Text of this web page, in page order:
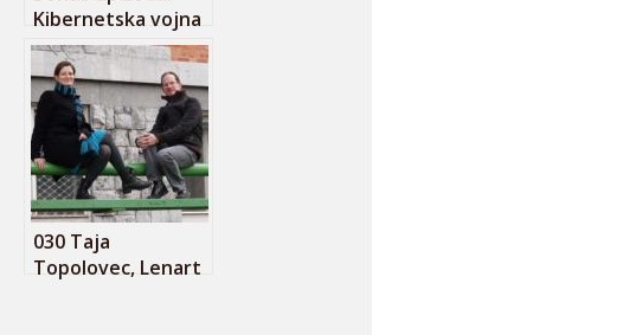
Kibernetska vojna
– Med
Hollywoodom in
resničnostjo
030 Taja
Topolovec, Lenart